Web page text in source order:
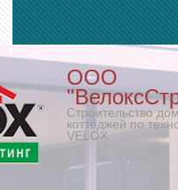
ООО
Строительство
коттеджей по
VELOX